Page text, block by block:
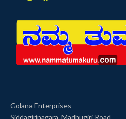
Golana Enterprises
Siddagirinagara, Madhugiri Road